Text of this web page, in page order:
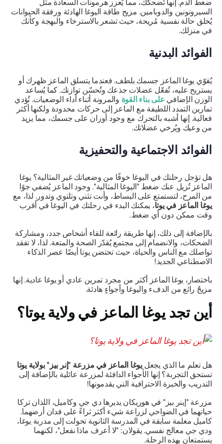
ضغط الدم. إنها تُضحكك، مما يُعزز هرمونات السعادة مثل
السيروتونين والدوبامين. مزيج طاقة اليوغا الهادئة ورفقة الحيوانات
يُخلق حالة نفسية مُريحة، حيث تشعر بالاسترخاء والبهجة وكأنك
في منزلك.
الفوائد البدنية
يُقوّي يوغا الماعز جسمك بلطف. فعندما يتسلق الماعز ظهرك أو
يستريح عليه، تُفعّل عضلات جذعك وتُحسّن توازنك. كما يُساعد
الوزن الإضافي على بناء القوةوالمرونة أثناء أداء الوضعيات. تُؤدي
تمارين التمدد اللطيفة مع الماعز إلى حركات محدودة ولكنها أكثر
فعالية. إنها أشبه بالتحرك مع وجود أوزان على جسمك، مما يزيد
من وعيك ويُرخي عضلاتك.
الفوائد الاجتماعية والتحفيزية
هل تؤجل رحلتك في اليوغا خوفًا من وضعياتك غير المثالية؟ يوغا
الماعز تُزيل عنك ضغط "اليوغا المثالية". وجود الماعز يُضفي جوًا
من المرح، لتستمتع على البساط، وأنت تثني وتلتوي وتدور. لذا، مع
يوغا الماعز في يوتا، يمكنك البدء في رحلتك في اليوغا في أقرب
وقت ممكن دون أي ضغط.
بالإضافة إلى ذلك، إنها طريقة رائعة للقاء أشخاص جدد، ومشاركة
الضحكات، والانضمام إلى مجتمع يُقدّر الصحة والمتعة. لذا، لا تفقد
تواصلك مع الناس والحياة، حيث تحتضن يوتا أيضًا عصر الذكاء
الاصطناعي الجديد!
باختصار، يوغا الماعز أكثر من مجرد تمرين عادي أو يوغا عادية. إنها
مزيجٌ رائع من الدفء واليوغا وأجواءٍ هادئة.
أين تجد يوغا الماعز في ولاية يوتا؟
هل تعلم ما الذي يجعل يوغا الماعز في مزرعة "إنر بيز" بولاية يوتا
تستحق التجربة؟ إنها الأجواء الدافئة لمزرعة عائلية بالإضافة إلى
التدريب والخبرة الاحترافية التي يقدمونها!
مزرعة "إينر بيز" في هوريكان يديرها دي جي وكاميل، اللذان تركا
حياتهما في الضواحي لزراعة شيء أكثر ثراءً على فدان أرضهما.
كاميل معلمة سابقة في المدرسة الثانوية تحولت إلى مدربة يوغا،
ودي جي معالج نفسي. يقولان: "لا أعرف ماذا نفعل"، لكنهما
يستمتعان بهذه الرحلة.